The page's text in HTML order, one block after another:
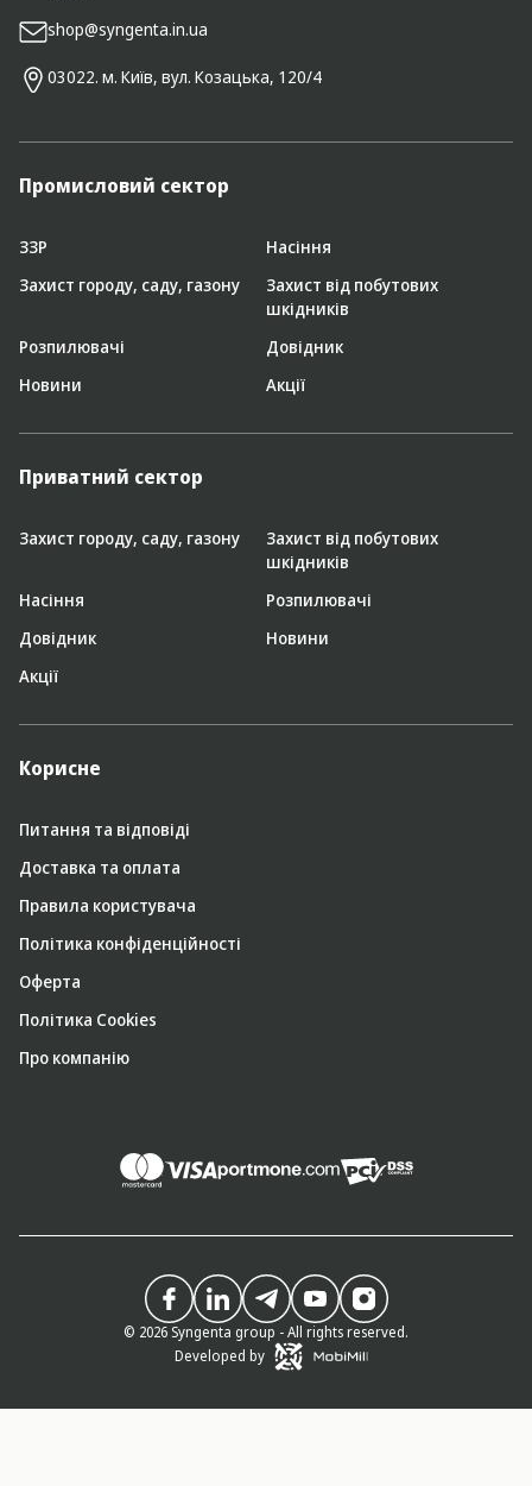
shop@syngenta.in.ua
03022. м. Київ, вул. Козацька, 120/4
Промисловий сектор
ЗЗР
Насіння
Захист городу, саду, газону
Захист від побутових
шкідників
Розпилювачі
Довідник
Новини
Акції
Приватний сектор
Захист городу, саду, газону
Захист від побутових
шкідників
Насіння
Розпилювачі
Довідник
Новини
Акції
Корисне
Питання та відповіді
Доставка та оплата
Правила користувача
Політика конфіденційності
Оферта
Політика Cookies
Про компанію
© 2026 Syngenta group - All rights reserved.
Developed by